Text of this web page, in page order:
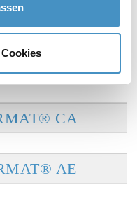
CV3evo
CA
AE